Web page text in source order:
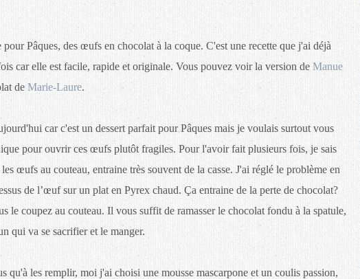
pour Pâques, des œufs en chocolat à la coque. C'est une recette que j'ai déjà
car elle est facile, rapide et originale. Vous pouvez voir la version de Manue
de Marie-Laure.
car c'est un dessert parfait pour Pâques mais je voulais surtout vous
pour ouvrir ces œufs plutôt fragiles. Pour l'avoir fait plusieurs fois, je sais
œufs au couteau, entraine très souvent de la casse. J'ai réglé le problème en
de l’œuf sur un plat en Pyrex chaud. Ça entraine de la perte de chocolat?
le coupez au couteau. Il vous suffit de ramasser le chocolat fondu à la spatule,
qui va se sacrifier et le manger.
qu'à les remplir, moi j'ai choisi une mousse mascarpone et un coulis passion,